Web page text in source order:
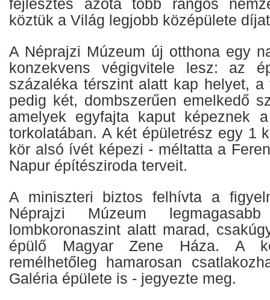
fejlesztés azóta több rangos
köztük a Világ legjobb középülete
A Néprajzi Múzeum új otthona egy
konzekvens végigvitele lesz: az
százaléka térszint alatt kap helyet,
pedig két, dombszerűen emelkedő
amelyek egyfajta kaput képeznek
torkolatában. A két épületrész egy 1
kör alsó ívét képezi - méltatta a
Napur építésziroda terveit.
A miniszteri biztos felhívta a
Néprajzi Múzeum
lombkoronaszint alatt marad,
épülő Magyar Zene Háza. A
remélhetőleg hamarosan
Galéria épülete is - jegyezte meg.